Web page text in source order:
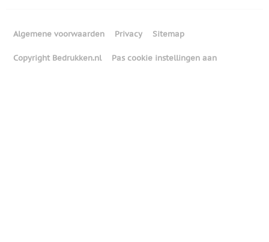
Algemene voorwaarden Privacy Sitemap
Copyright Bedrukken.nl Pas cookie instellingen aan